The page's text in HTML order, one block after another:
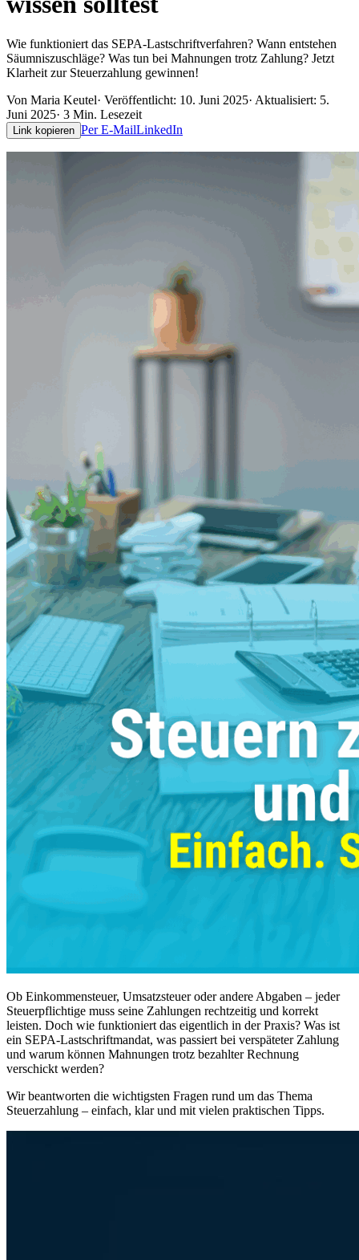
Wie funktioniert das SEPA-Lastschriftverfahren? Wann entstehen
Säumniszuschläge? Was tun bei Mahnungen trotz Zahlung? Jetzt
Klarheit zur Steuerzahlung gewinnen!
Von Maria Keutel· Veröffentlicht: 10. Juni 2025· Aktualisiert: 5.
Juni 2025· 3 Min. Lesezeit
Link kopieren Per E-MailLinkedIn
Ob Einkommensteuer, Umsatzsteuer oder andere Abgaben – jeder
Steuerpflichtige muss seine Zahlungen rechtzeitig und korrekt
leisten. Doch wie funktioniert das eigentlich in der Praxis? Was ist
ein SEPA-Lastschriftmandat, was passiert bei verspäteter Zahlung
und warum können Mahnungen trotz bezahlter Rechnung
verschickt werden?
Wir beantworten die wichtigsten Fragen rund um das Thema
Steuerzahlung – einfach, klar und mit vielen praktischen Tipps.